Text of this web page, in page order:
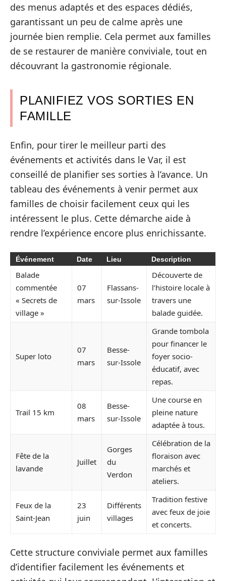
des menus adaptés et des espaces dédiés,
garantissant un peu de calme après une
journée bien remplie. Cela permet aux familles
de se restaurer de manière conviviale, tout en
découvrant la gastronomie régionale.
PLANIFIEZ VOS SORTIES EN
FAMILLE
Enfin, pour tirer le meilleur parti des
événements et activités dans le Var, il est
conseillé de planifier ses sorties à l’avance. Un
tableau des événements à venir permet aux
familles de choisir facilement ceux qui les
intéressent le plus. Cette démarche aide à
rendre l’expérience encore plus enrichissante.
Événement Date Lieu Description
Balade
commentée
« Secrets de
village »
07
mars
Flassans-
sur-Issole
Découverte de
l’histoire locale à
travers une
balade guidée.
Super loto
07
mars
Besse-
sur-Issole
Grande tombola
pour financer le
foyer socio-
éducatif, avec
repas.
Trail 15 km
08
mars
Besse-
sur-Issole
Une course en
pleine nature
adaptée à tous.
Fête de la
lavande
Juillet
Gorges
du
Verdon
Célébration de la
floraison avec
marchés et
ateliers.
Feux de la
Saint-Jean
23
juin
Différents
villages
Tradition festive
avec feux de joie
et concerts.
Cette structure conviviale permet aux familles
d’identifier facilement les événements et